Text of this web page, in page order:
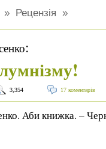
Рецензія »
:
3,354 17 коментарів
Аби книжка. –